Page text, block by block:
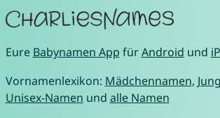
Eure Babynamen App fürAndroid und
Vornamenlexikon: Mädchennamen,
Unisex-Namen und alle Namen